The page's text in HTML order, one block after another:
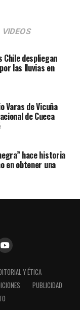
VIDEOS
Chile despliegan
las lluvias en
Varas de Vicuña
de Cueca
hace historia
en obtener una
Y ÉTICA
PUBLICIDAD